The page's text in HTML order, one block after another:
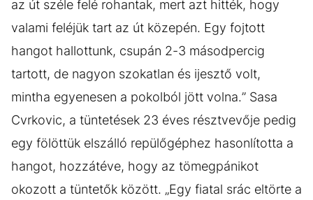
az út széle felé rohantak, mert azt hitték, hogy
valami feléjük tart az út közepén. Egy fojtott
hangot hallottunk, csupán 2-3 másodpercig
tartott, de nagyon szokatlan és ijesztő volt,
mintha egyenesen a pokolból jött volna.” Sasa
Cvrkovic, a tüntetések 23 éves résztvevője pedig
egy fölöttük elszálló repülőgéphez hasonlította a
hangot, hozzátéve, hogy az tömegpánikot
okozott a tüntetők között. „Egy fiatal srác eltörte a